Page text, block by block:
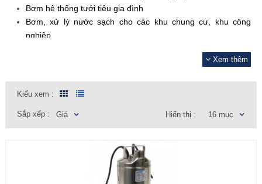
Bơm hệ thống tưới tiêu gia đình
Bơm, xử lý nước sạch cho các khu chung cư, khu công
nghiệp
Xem thêm
Kiểu xem :
Hiển thị : 16 mục
Sắp xếp : Giá